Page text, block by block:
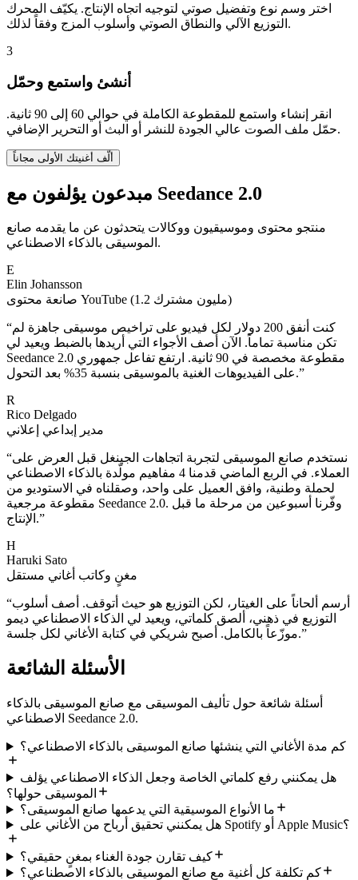
اختر وسم نوع وتفضيل صوتي لتوجيه اتجاه الإنتاج. يكيّف المحرك
التوزيع الآلي والنطاق الصوتي وأسلوب المزج وفقاً لذلك.
3
أنشئ واستمع وحمّل
انقر إنشاء واستمع للمقطوعة الكاملة في حوالي 60 إلى 90 ثانية.
حمّل ملف الصوت عالي الجودة للنشر أو البث أو التحرير الإضافي.
ألّف أغنيتك الأولى مجاناً
مبدعون يؤلفون مع Seedance 2.0
منتجو محتوى وموسيقيون ووكالات يتحدثون عن ما يقدمه صانع
الموسيقى بالذكاء الاصطناعي.
E
Elin Johansson
صانعة محتوى YouTube (1.2 مليون مشترك)
“كنت أنفق 200 دولار لكل فيديو على تراخيص موسيقى جاهزة لم
تكن مناسبة تماماً. الآن أصف الأجواء التي أريدها بالضبط ويعيد لي
Seedance 2.0 مقطوعة مخصصة في 90 ثانية. ارتفع تفاعل جمهوري
على الفيديوهات الغنية بالموسيقى بنسبة 35% بعد التحول.”
R
Rico Delgado
مدير إبداعي إعلاني
“نستخدم صانع الموسيقى لتجربة اتجاهات الجينغل قبل العرض على
العملاء. في الربع الماضي قدمنا 4 مفاهيم مولّدة بالذكاء الاصطناعي
لحملة وطنية، وافق العميل على واحد، وصقلناه في الاستوديو من
مقطوعة مرجعية Seedance 2.0. وفّرنا أسبوعين من مرحلة ما قبل
الإنتاج.”
H
Haruki Sato
مغنٍ وكاتب أغاني مستقل
“أرسم ألحاناً على الغيتار، لكن التوزيع هو حيث أتوقف. أصف أسلوب
التوزيع في ذهني، ألصق كلماتي، ويعيد لي الذكاء الاصطناعي ديمو
موزّعاً بالكامل. أصبح شريكي في كتابة الأغاني لكل جلسة.”
الأسئلة الشائعة
أسئلة شائعة حول تأليف الموسيقى مع صانع الموسيقى بالذكاء
الاصطناعي Seedance 2.0.
كم مدة الأغاني التي ينشئها صانع الموسيقى بالذكاء الاصطناعي؟
هل يمكنني رفع كلماتي الخاصة وجعل الذكاء الاصطناعي يؤلف
الموسيقى حولها؟
ما الأنواع الموسيقية التي يدعمها صانع الموسيقى؟
هل يمكنني تحقيق أرباح من الأغاني على Spotify أو Apple Music؟
كيف تقارن جودة الغناء بمغنٍ حقيقي؟
كم تكلفة كل أغنية مع صانع الموسيقى بالذكاء الاصطناعي؟